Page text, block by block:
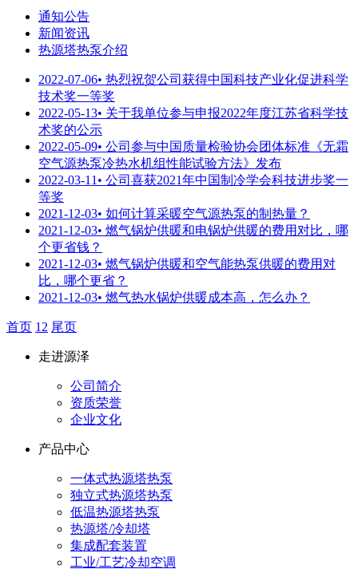
通知公告
新闻资讯
热源塔热泵介绍
2022-07-06• 热烈祝贺公司获得中国科技产业化促进科学
技术奖一等奖
2022-05-13• 关于我单位参与申报2022年度江苏省科学技
术奖的公示
2022-05-09• 公司参与中国质量检验协会团体标准《无霜
空气源热泵冷热水机组性能试验方法》发布
2022-03-11 • 公司喜获2021年中国制冷学会科技进步奖一
等奖
2021-12-03• 如何计算采暖空气源热泵的制热量？
2021-12-03• 燃气锅炉供暖和电锅炉供暖的费用对比，哪
个更省钱？
2021-12-03• 燃气锅炉供暖和空气能热泵供暖的费用对
比，哪个更省？
2021-12-03• 燃气热水锅炉供暖成本高，怎么办？
首页 1 2 尾页
走进源泽
公司简介
资质荣誉
企业文化
产品中心
一体式热源塔热泵
独立式热源塔热泵
低温热源塔热泵
热源塔/冷却塔
集成配套装置
工业/工艺冷却空调